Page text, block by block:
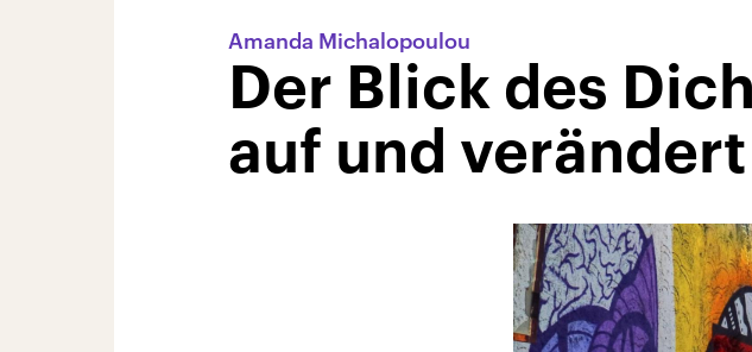
Amanda Michalopoulou
Der Blick des
auf und